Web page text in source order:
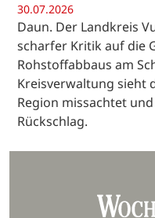
30.07.2026
Daun. Der Landkreis
scharfer Kritik auf die
Rohstoffabbaus am
Kreisverwaltung sieht
Region missachtet
Rückschlag.